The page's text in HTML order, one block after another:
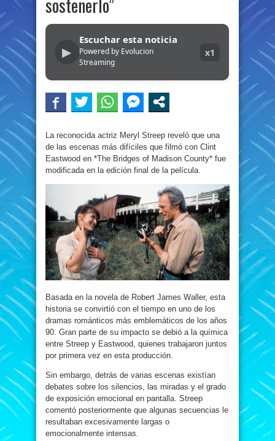
sostenerlo”
▶
Escuchar esta noticia
Powered by Evolucion
Streaming
x1
La reconocida actriz Meryl Streep reveló que una
de las escenas más difíciles que filmó con Clint
Eastwood en *The Bridges of Madison County* fue
modificada en la edición final de la película.
Basada en la novela de Robert James Waller, esta
historia se convirtió con el tiempo en uno de los
dramas románticos más emblemáticos de los años
90. Gran parte de su impacto se debió a la química
entre Streep y Eastwood, quienes trabajaron juntos
por primera vez en esta producción.
Sin embargo, detrás de varias escenas existían
debates sobre los silencios, las miradas y el grado
de exposición emocional en pantalla. Streep
comentó posteriormente que algunas secuencias le
resultaban excesivamente largas o
emocionalmente intensas.